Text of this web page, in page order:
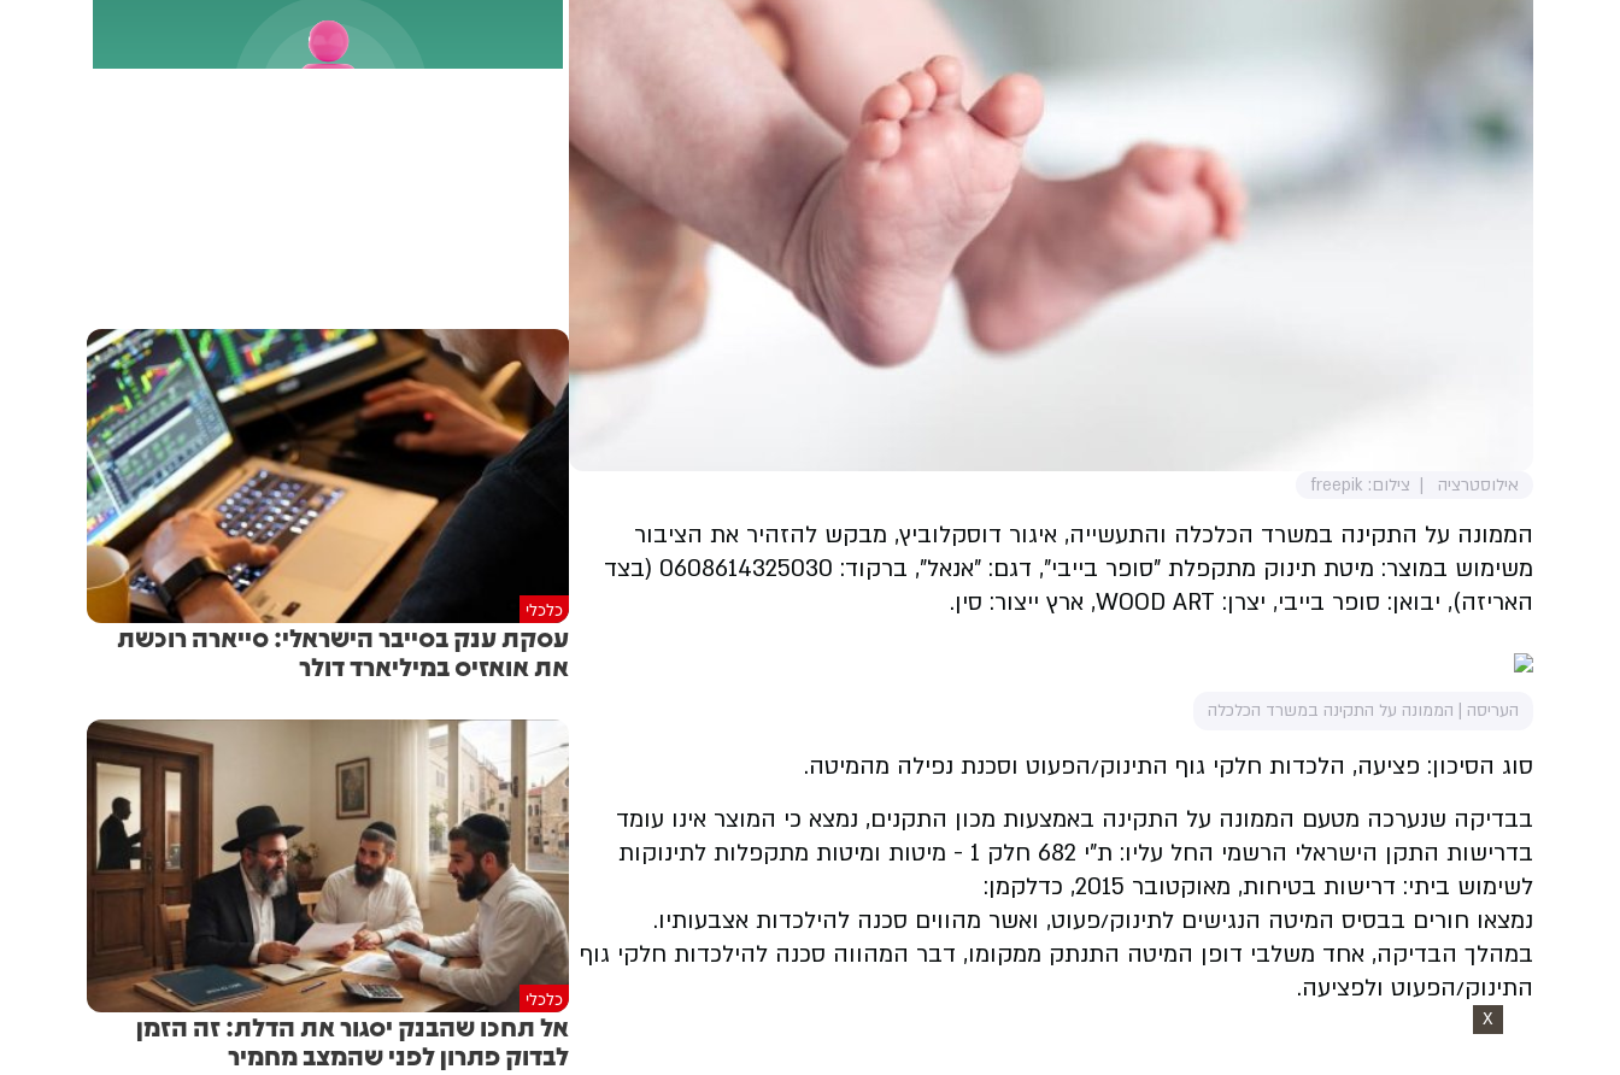
אילוסטרציה צילום: freepik
הממונה על התקינה במשרד הכלכלה והתעשייה, איגור דוסקלוביץ, מבקש להזהיר את הציבור
משימוש במוצר: מיטת תינוק מתקפלת "סופר בייבי", דגם: "אנאל", ברקוד: 0608614325030 (בצד
האריזה), יבואן: סופר בייבי, יצרן: WOOD ART, ארץ ייצור: סין.
העריסה | הממונה על התקינה במשרד הכלכלה
סוג הסיכון: פציעה, הלכדות חלקי גוף התינוק/הפעוט וסכנת נפילה מהמיטה.
בבדיקה שנערכה מטעם הממונה על התקינה באמצעות מכון התקנים, נמצא כי המוצר אינו עומד
בדרישות התקן הישראלי הרשמי החל עליו: ת"י 682 חלק 1 - מיטות ומיטות מתקפלות לתינוקות
לשימוש ביתי: דרישות בטיחות, מאוקטובר 2015, כדלקמן:
נמצאו חורים בבסיס המיטה הנגישים לתינוק/פעוט, ואשר מהווים סכנה להילכדות אצבעותיו.
במהלך הבדיקה, אחד משלבי דופן המיטה התנתק ממקומו, דבר המהווה סכנה להילכדות חלקי גוף
התינוק/הפעוט ולפציעה.
X
כלכלי
עסקת ענק בסייבר הישראלי: סייארה רוכשת
את אואזיס במיליארד דולר
כלכלי
אל תחכו שהבנק יסגור את הדלת: זה הזמן
לבדוק פתרון לפני שהמצב מחמיר